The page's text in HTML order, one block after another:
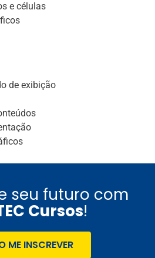
e células
de exibição
seu futuro com
Cursos!
ME INSCREVER